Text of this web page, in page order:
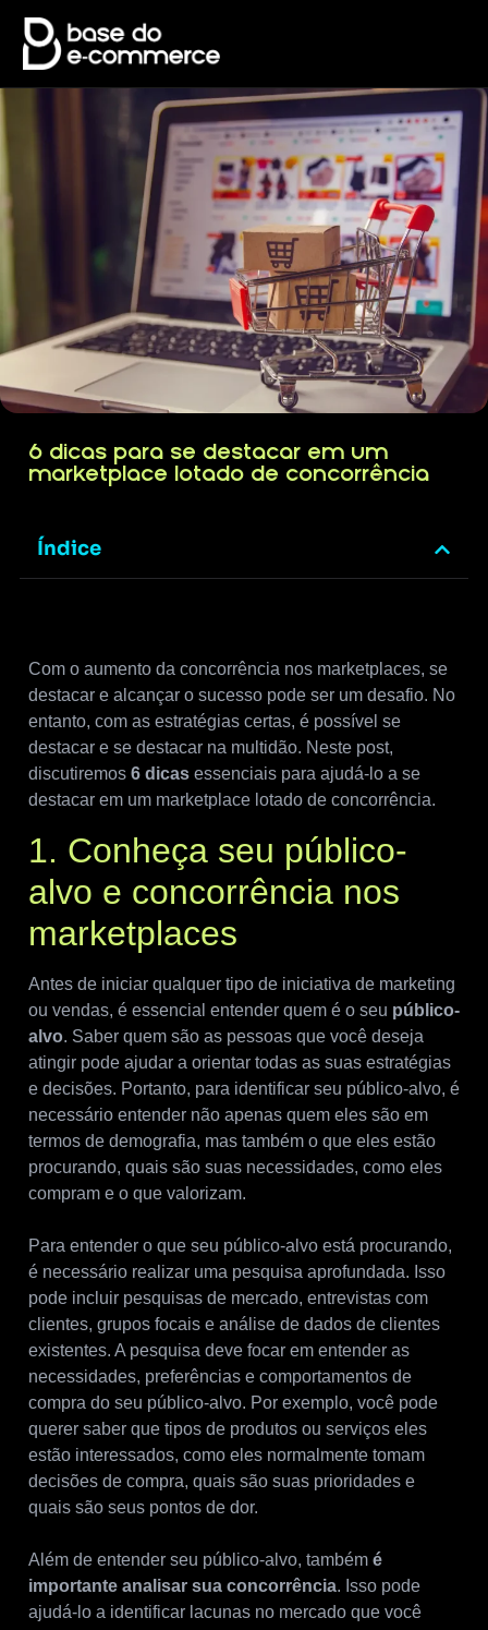
6 dicas para se destacar em um
marketplace lotado de concorrência
Índice
Com o aumento da concorrência nos marketplaces, se
destacar e alcançar o sucesso pode ser um desafio. No
entanto, com as estratégias certas, é possível se
destacar e se destacar na multidão. Neste post,
discutiremos 6 dicas essenciais para ajudá-lo a se
destacar em um marketplace lotado de concorrência.
1. Conheça seu público-
alvo e concorrência nos
marketplaces
Antes de iniciar qualquer tipo de iniciativa de marketing
ou vendas, é essencial entender quem é o seu público-
alvo. Saber quem são as pessoas que você deseja
atingir pode ajudar a orientar todas as suas estratégias
e decisões. Portanto, para identificar seu público-alvo, é
necessário entender não apenas quem eles são em
termos de demografia, mas também o que eles estão
procurando, quais são suas necessidades, como eles
compram e o que valorizam.
Para entender o que seu público-alvo está procurando,
é necessário realizar uma pesquisa aprofundada. Isso
pode incluir pesquisas de mercado, entrevistas com
clientes, grupos focais e análise de dados de clientes
existentes. A pesquisa deve focar em entender as
necessidades, preferências e comportamentos de
compra do seu público-alvo. Por exemplo, você pode
querer saber que tipos de produtos ou serviços eles
estão interessados, como eles normalmente tomam
decisões de compra, quais são suas prioridades e
quais são seus pontos de dor.
Além de entender seu público-alvo, também é
importante analisar sua concorrência. Isso pode
ajudá-lo a identificar lacunas no mercado que você